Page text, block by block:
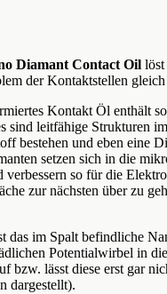
Diamant Contact Oil löst
der Kontaktstellen
Kontakt Öl enthält
sind leitfähige Strukturen
bestehen und eben eine
setzen sich in die
verbessern so für die
zur nächsten über zu
das im Spalt befindliche
Potentialwirbel in
bzw. lässt diese erst gar
dargestellt).